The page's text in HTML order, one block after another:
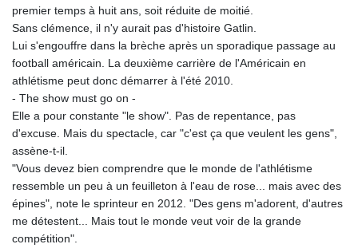
KHR
4046.845459
1419.980153
KWD 0.30915
KZT 468.574643
LAK
22572.089904
LBP
premier temps à huit ans, soit réduite de moitié.
Sans clémence, il n'y aurait pas d'histoire Gatlin.
Lui s'engouffre dans la brèche après un sporadique passage au
football américain. La deuxième carrière de l'Américain en
athlétisme peut donc démarrer à l'été 2010.
- The show must go on -
Elle a pour constante "le show". Pas de repentance, pas
d'excuse. Mais du spectacle, car "c'est ça que veulent les gens",
assène-t-il.
"Vous devez bien comprendre que le monde de l'athlétisme
ressemble un peu à un feuilleton à l'eau de rose... mais avec des
épines", note le sprinteur en 2012. "Des gens m'adorent, d'autres
me détestent... Mais tout le monde veut voir de la grande
compétition".